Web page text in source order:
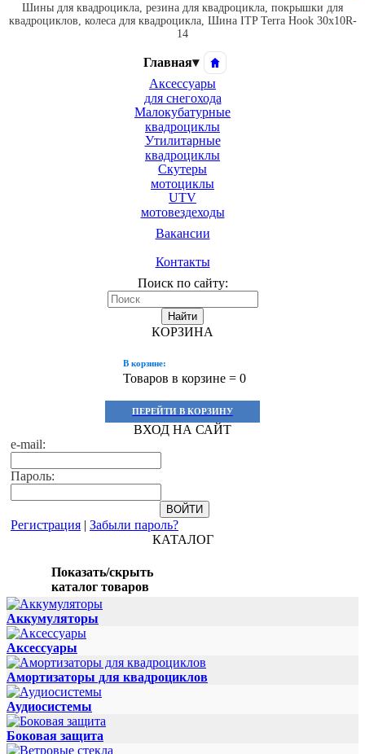
Шины для квадроцикла, резина для квадроцикла, покрышки для
квадроциклов, колеса для квадроцикла, Шина ITP Terra Hook 30x10R-
14
Главная▾
Аксессуары
для снегохода
Малокубатурные
квадроциклы
Утилитарные
квадроциклы
Скутеры
мотоциклы
UTV
мотовездеходы
Вакансии
Контакты
Поиск по сайту:
Найти
КОРЗИНА
В корзине:
Товаров в корзине = 0
ПЕРЕЙТИ В КОРЗИНУ
ВХОД НА САЙТ
e-mail:
Пароль:
Регистрация | Забыли пароль?
КАТАЛОГ
Показать/скрыть
каталог товаров
Аккумуляторы
Аксессуары
Амортизаторы для квадроциклов
Аудиосистемы
Боковая защита